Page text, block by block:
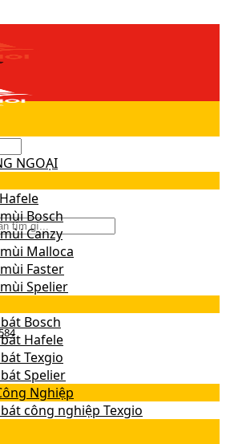
NGOẠI
Bosch
Canzy
Malloca
Faster
Spelier
Bosch
Hafele
Texgio
Spelier
Nghiệp
công nghiệp Texgio